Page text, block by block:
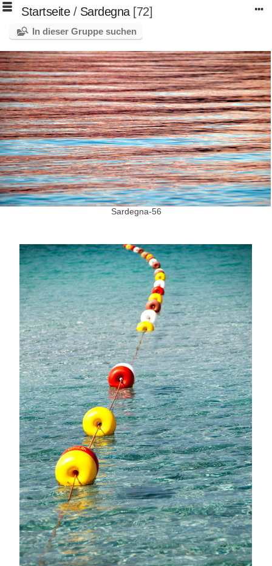
Startseite/ Sardegna 72
In dieser Gruppe suchen
Sardegna-56